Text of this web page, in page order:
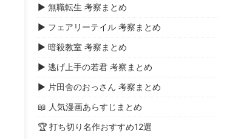
▶ 無職転生 考察まとめ
▶ フェアリーテイル 考察まとめ
▶ 暗殺教室 考察まとめ
▶ 逃げ上手の若君 考察まとめ
▶ 片田舎のおっさん 考察まとめ
📖 人気漫画あらすじまとめ
🏆 打ち切り名作おすすめ12選